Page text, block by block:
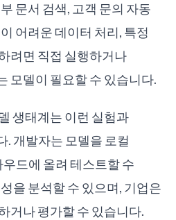
문서 검색, 고객 문의 자동
어려운 데이터 처리, 특정
려면 직접 실행하거나
모델이 필요할 수 있습니다.
생태계는 이런 실험과
. 개발자는 모델을 로컬
드에 올려 테스트할 수
을 분석할 수 있으며, 기업은
거나 평가할 수 있습니다.